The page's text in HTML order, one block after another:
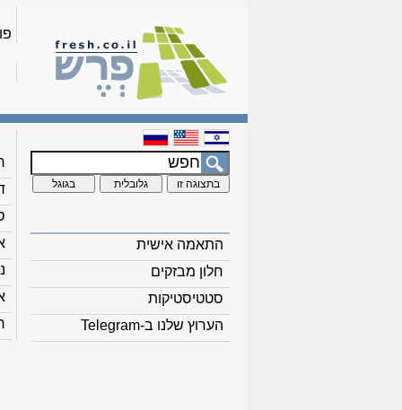
התאמה אישית
חלון מבזקים
סטטיסטיקות
הערוץ שלנו ב-Telegram